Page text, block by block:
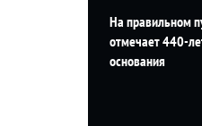
На правильном
отмечает 440-
основания